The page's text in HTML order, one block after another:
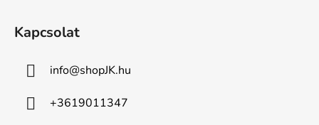
Kapcsolat
info@shopJK.hu
+3619011347